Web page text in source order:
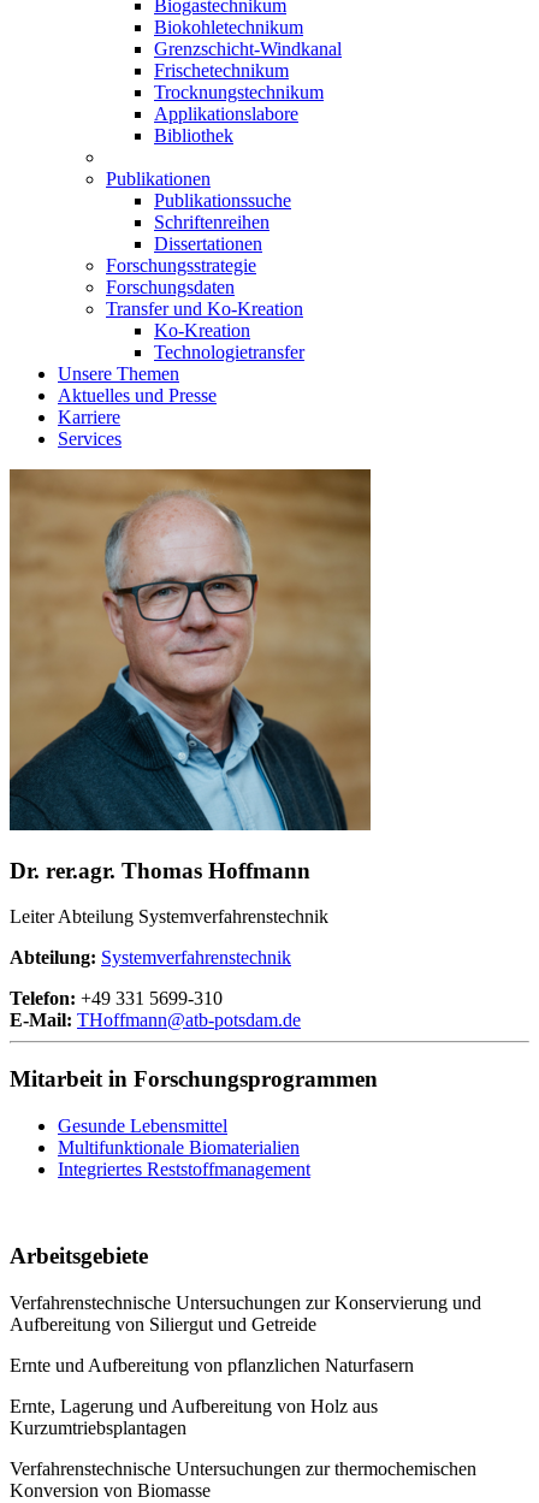
Biogastechnikum
Biokohletechnikum
Grenzschicht-Windkanal
Frischetechnikum
Trocknungstechnikum
Applikationslabore
Bibliothek
Publikationen
Publikationssuche
Schriftenreihen
Dissertationen
Forschungsstrategie
Forschungsdaten
Transfer und Ko-Kreation
Ko-Kreation
Technologietransfer
Unsere Themen
Aktuelles und Presse
Karriere
Services
Dr. rer.agr. Thomas Hoffmann
Leiter Abteilung Systemverfahrenstechnik
Abteilung: Systemverfahrenstechnik
Telefon: +49 331 5699-310
E-Mail: THoffmann@atb-potsdam.de
Mitarbeit in Forschungsprogrammen
Gesunde Lebensmittel
Multifunktionale Biomaterialien
Integriertes Reststoffmanagement
Arbeitsgebiete
Verfahrenstechnische Untersuchungen zur Konservierung und
Aufbereitung von Siliergut und Getreide
Ernte und Aufbereitung von pflanzlichen Naturfasern
Ernte, Lagerung und Aufbereitung von Holz aus
Kurzumtriebsplantagen
Verfahrenstechnische Untersuchungen zur thermochemischen
Konversion von Biomasse